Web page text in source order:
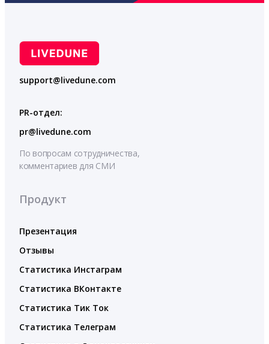
support@livedune.com
PR-отдел:
pr@livedune.com
По вопросам сотрудничества,
комментариев для СМИ
Продукт
Презентация
Отзывы
Статистика Инстаграм
Статистика ВКонтакте
Статистика Тик Ток
Статистика Телеграм